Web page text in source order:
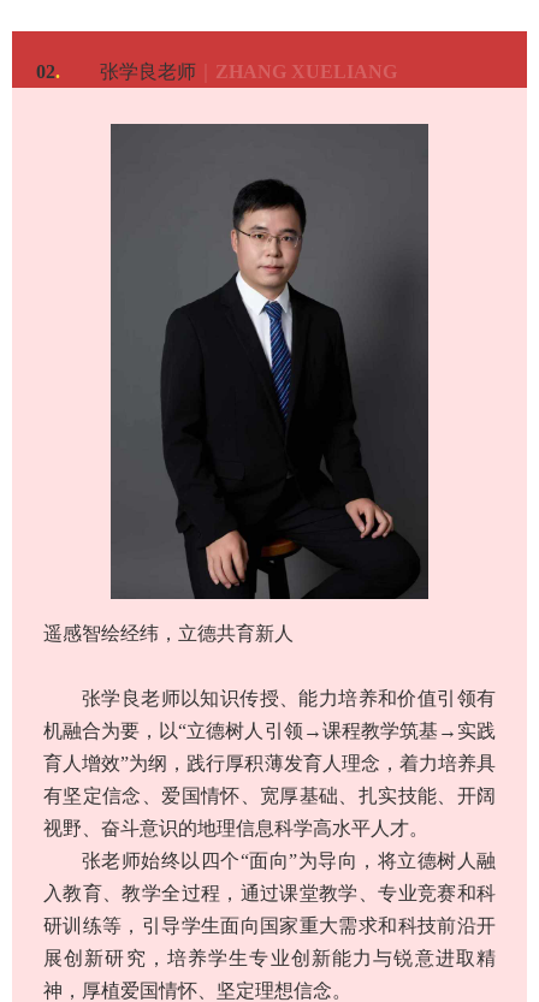
02. 张学良老师｜ ZHANG XUELIANG
遥感智绘经纬，立德共育新人
张学良老师以知识传授、能力培养和价值引领有
机融合为要，以“立德树人引领→课程教学筑基→实践
育人增效”为纲，践行厚积薄发育人理念，着力培养具
有坚定信念、爱国情怀、宽厚基础、扎实技能、开阔
视野、奋斗意识的地理信息科学高水平人才。
张老师始终以四个“面向”为导向，将立德树人融
入教育、教学全过程，通过课堂教学、专业竞赛和科
研训练等，引导学生面向国家重大需求和科技前沿开
展创新研究，培养学生专业创新能力与锐意进取精
神，厚植爱国情怀、坚定理想信念。